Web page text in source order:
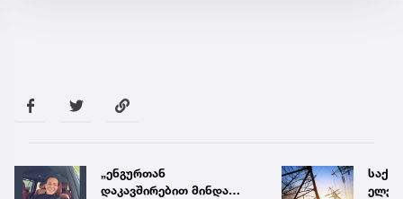
„ენგურთან
დაკავშირებით მინდა